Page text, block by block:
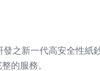
之新一代高安全性紙
的服務。